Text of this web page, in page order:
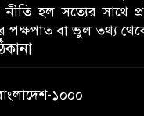
সাবেক শিবির
ভিপির তদবির
হল সত্যের সাথে
পক্ষপাত বা ভুল তথ্য
১০০০